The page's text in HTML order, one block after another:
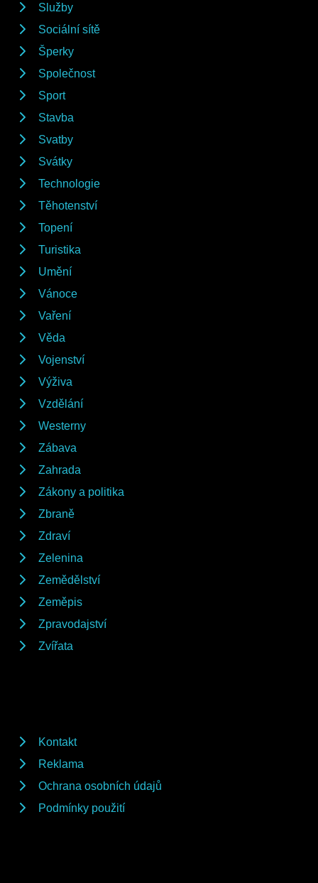
Služby
Sociální sítě
Šperky
Společnost
Sport
Stavba
Svatby
Svátky
Technologie
Těhotenství
Topení
Turistika
Umění
Vánoce
Vaření
Věda
Vojenství
Výživa
Vzdělání
Westerny
Zábava
Zahrada
Zákony a politika
Zbraně
Zdraví
Zelenina
Zemědělství
Zeměpis
Zpravodajství
Zvířata
Kontakt
Reklama
Ochrana osobních údajů
Podmínky použití